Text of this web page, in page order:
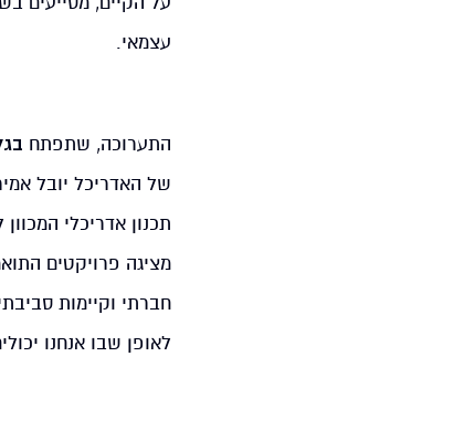
עצמאי.
התערוכה, שתפתח
של האדריכל יובל
תכנון אדריכלי
מציגה פרויקטים
חברתי וקיימות
לאופן שבו אנחנו